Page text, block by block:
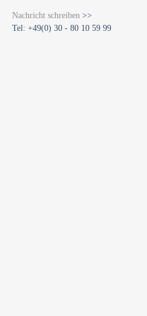
Nachricht schreiben >>
Tel: +49(0) 30 - 80 10 59 99